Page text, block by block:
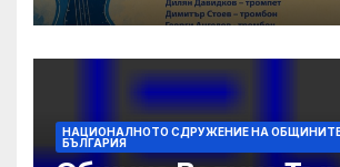
НАЦИОНАЛНОТО СДРУЖЕНИЕ НА ОБЩИНИТЕ
БЪЛГАРИЯ